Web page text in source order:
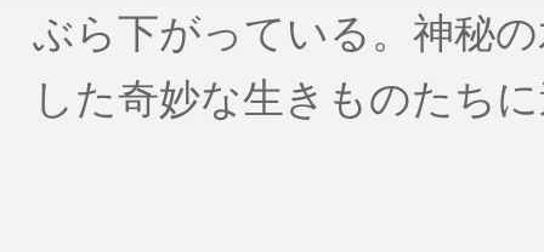
ぶら下がっている。神秘
した奇妙な生きものたち